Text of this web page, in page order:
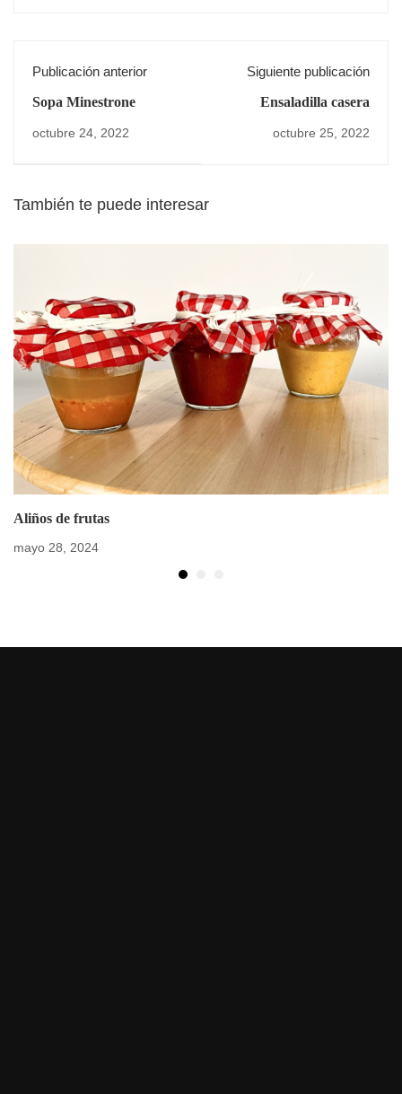
Publicación anterior
Sopa Minestrone
octubre 24, 2022
Siguiente publicación
Ensaladilla casera
octubre 25, 2022
También te puede interesar
Aliños de frutas
mayo 28, 2024